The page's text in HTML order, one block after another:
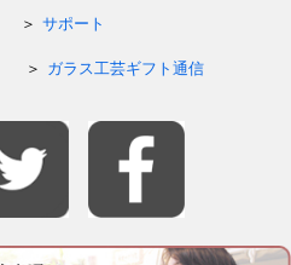
サポート
ガラス工芸ギフト通信